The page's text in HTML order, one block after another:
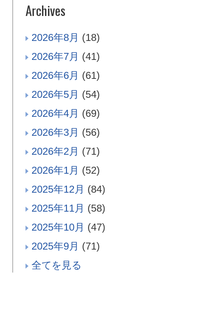
Archives
2026年8月 (18)
2026年7月 (41)
2026年6月 (61)
2026年5月 (54)
2026年4月 (69)
2026年3月 (56)
2026年2月 (71)
2026年1月 (52)
2025年12月 (84)
2025年11月 (58)
2025年10月 (47)
2025年9月 (71)
全てを見る